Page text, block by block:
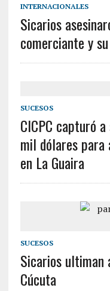
INTERNACIONALES
Sicarios
comerciante y
SUCESOS
CICPC capturó
mil dólares para
en La Guaira
SUCESOS
Sicarios ultiman
Cúcuta